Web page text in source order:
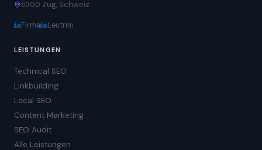
6300 Zug, Schweiz
Firma Leutrim
LEISTUNGEN
Technical SEO
Linkbuilding
Local SEO
Content Marketing
SEO Audit
Alle Leistungen